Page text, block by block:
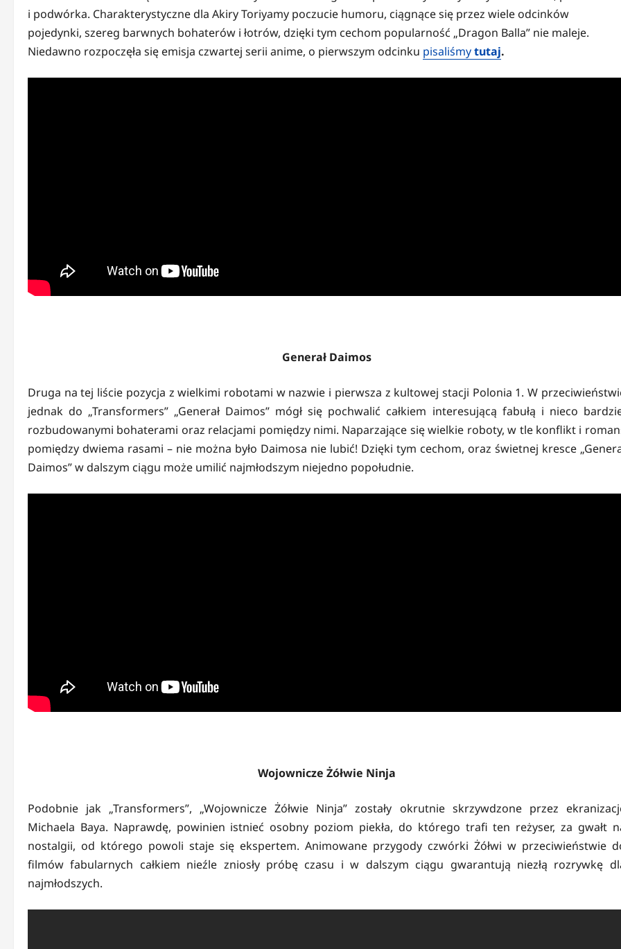
i podwórka. Charakterystyczne dla Akiry Toriyamy poczucie humoru, ciągnące się przez wiele odcinków
pojedynki, szereg barwnych bohaterów i łotrów, dzięki tym cechom popularność „Dragon Balla” nie maleje.
Niedawno rozpoczęła się emisja czwartej serii anime, o pierwszym odcinku pisaliśmytutaj.
Generał Daimos
Druga na tej liście pozycja z wielkimi robotami w nazwie i pierwsza z kultowej stacji Polonia 1. W
jednak do „Transformers” „Generał Daimos” mógł się pochwalić całkiem interesującą fabułą i nieco
rozbudowanymi bohaterami oraz relacjami pomiędzy nimi. Naparzające się wielkie roboty, w tle konflikt i
pomiędzy dwiema rasami – nie można było Daimosa nie lubić! Dzięki tym cechom, oraz świetnej kresce
Daimos” w dalszym ciągu może umilić najmłodszym niejedno popołudnie.
Wojownicze Żółwie Ninja
Podobnie jak „Transformers”, „Wojownicze Żółwie Ninja” zostały okrutnie skrzywdzone przez
Michaela Baya. Naprawdę, powinien istnieć osobny poziom piekła, do którego trafi ten reżyser, za gwałt
nostalgii, od którego powoli staje się ekspertem. Animowane przygody czwórki Żółwi w przeciwieństwie
filmów fabularnych całkiem nieźle zniosły próbę czasu i w dalszym ciągu gwarantują niezłą rozrywkę
najmłodszych.